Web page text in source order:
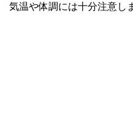
気温や体調には十分注意し